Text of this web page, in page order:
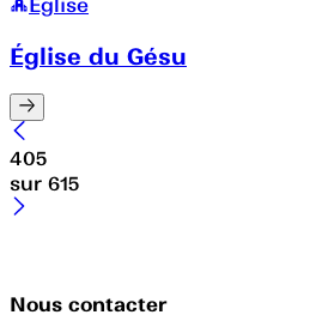
Église du Gésu
405
sur 615
Nous contacter